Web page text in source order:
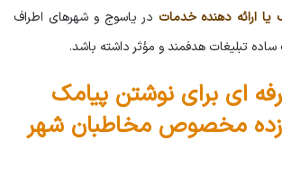
یا ارائه دهنده خدمات در یاسوج و شهرهای اطراف
تبلیغات هدفمند و مؤثر داشته باشد.
ای برای نوشتن پیامک
مخصوص مخاطبان شهر